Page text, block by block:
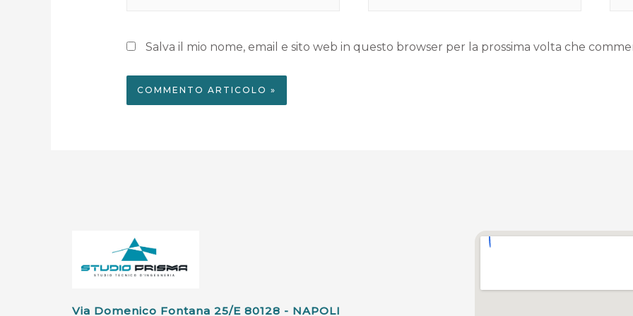
Salva il mio nome, email e sito web in questo browser per la prossima volta che
Via Domenico Fontana 25/e 80128 - NAPOLI